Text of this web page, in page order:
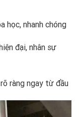
học, nhanh chóng
đại, nhân sự
ràng ngay từ đầu